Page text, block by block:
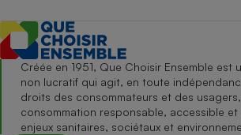
Créée en 1951, Que Choisir Ensemble est
non lucratif qui agit, en toute
droits des consommateurs et des
consommation responsable, accessible
enjeux sanitaires, sociétaux et